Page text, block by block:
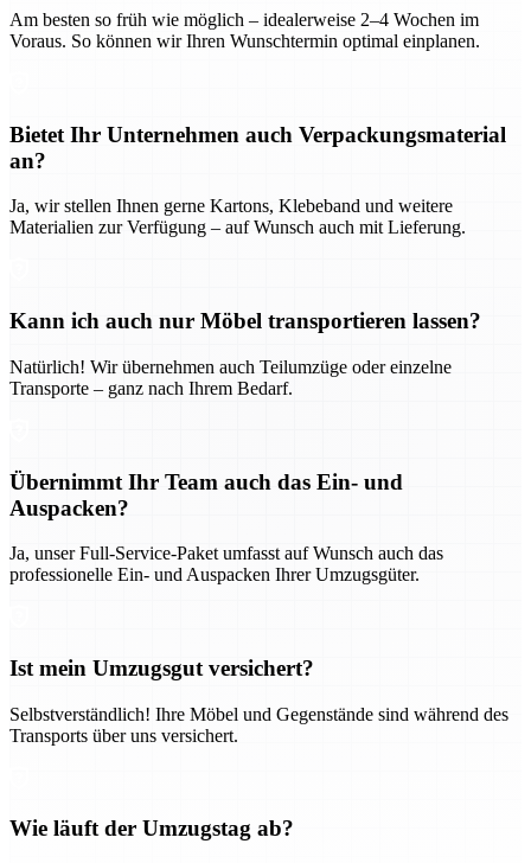
Am besten so früh wie möglich – idealerweise 2–4 Wochen im
Voraus. So können wir Ihren Wunschtermin optimal einplanen.
Bietet Ihr Unternehmen auch Verpackungsmaterial
an?
Ja, wir stellen Ihnen gerne Kartons, Klebeband und weitere
Materialien zur Verfügung – auf Wunsch auch mit Lieferung.
Kann ich auch nur Möbel transportieren lassen?
Natürlich! Wir übernehmen auch Teilumzüge oder einzelne
Transporte – ganz nach Ihrem Bedarf.
Übernimmt Ihr Team auch das Ein- und
Auspacken?
Ja, unser Full-Service-Paket umfasst auf Wunsch auch das
professionelle Ein- und Auspacken Ihrer Umzugsgüter.
Ist mein Umzugsgut versichert?
Selbstverständlich! Ihre Möbel und Gegenstände sind während des
Transports über uns versichert.
Wie läuft der Umzugstag ab?